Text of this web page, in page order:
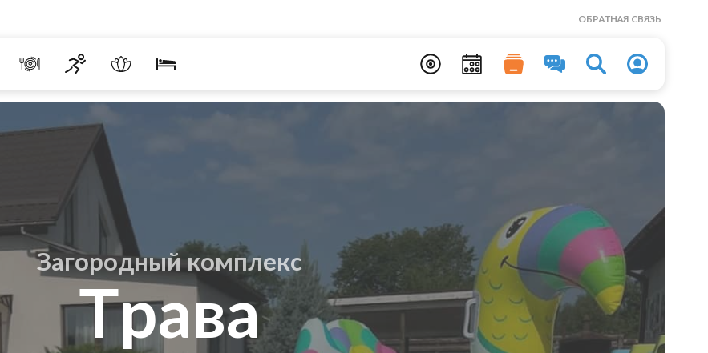
ОБРАТНАЯ СВЯЗЬ
Загородный комплекс
Трава